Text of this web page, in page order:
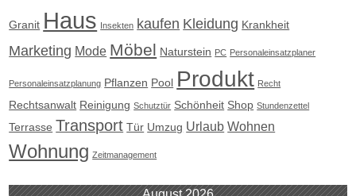
Granit Haus Insekten kaufen Kleidung Krankheit
Marketing Mode Möbel Naturstein PC Personaleinsatzplaner
Personaleinsatzplanung Pflanzen Pool Produkt Recht
Rechtsanwalt Reinigung Schutztür Schönheit Shop Stundenzettel
Terrasse Transport Tür Umzug Urlaub Wohnen
Wohnung Zeitmanagement